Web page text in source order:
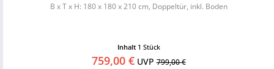
B x T x H: 180 x 180 x 210 cm, Doppeltür, inkl. Boden
Inhalt 1 Stück
759,00 €UVP799,00 €